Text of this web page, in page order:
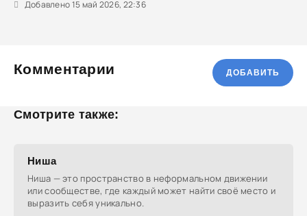
Добавлено 15 май 2026, 22:36
Комментарии ДОБАВИТЬ
Смотрите также:
Ниша
Ниша — это пространство в неформальном движении
или сообществе, где каждый может найти своё место и
выразить себя уникально.